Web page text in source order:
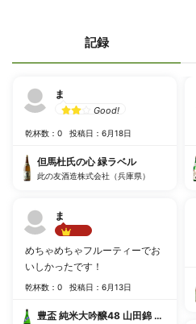
記録
ま
Good!
乾杯数：0 投稿日：6月18日
但馬杜氏の心 緑ラベル
此の友酒造株式会社（兵庫県）
ま
めちゃめちゃフルーティーでお
いしかったです！
乾杯数：0 投稿日：6月13日
豊盃 純米大吟醸48 山田錦 生酒